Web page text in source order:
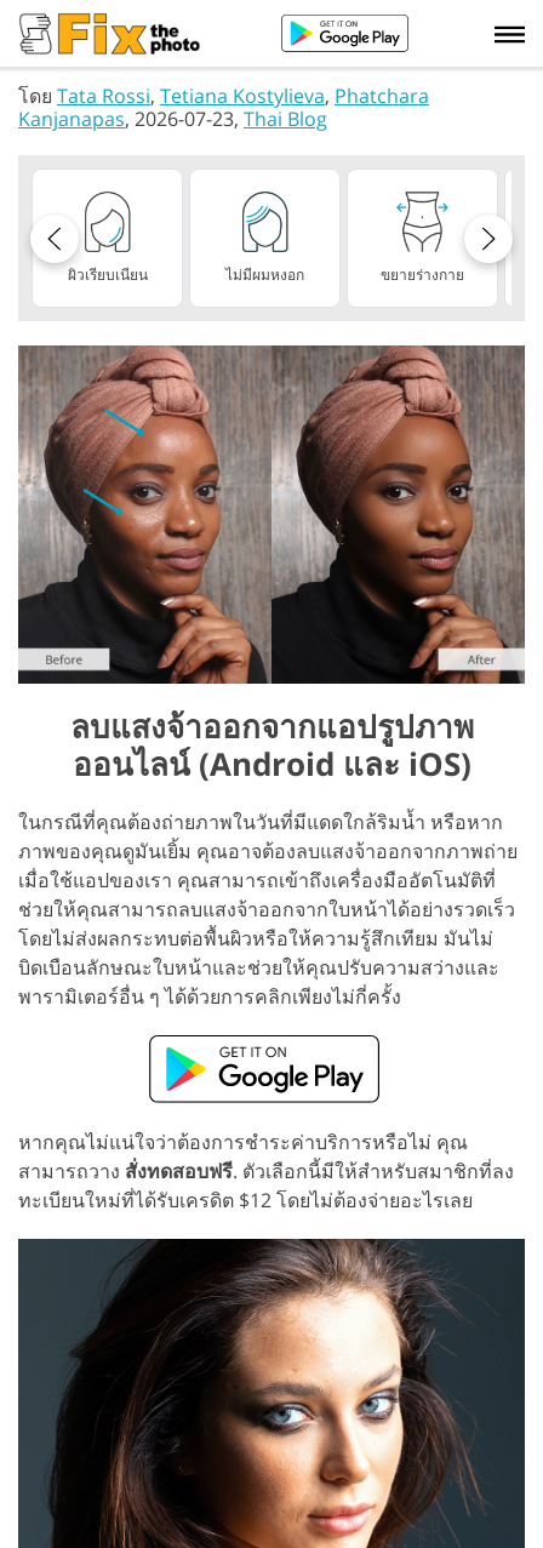
โดย Tata Rossi, Tetiana Kostylieva, Phatchara
Kanjanapas, 2026-07-23, Thai Blog
ผิวเรียบเนียน ไม่มีผมหงอก ขยายร่างกาย
ลบแสงจ้าออกจากแอปรูปภาพ
ออนไลน์ (Android และ iOS)
ในกรณีที่คุณต้องถ่ายภาพในวันที่มีแดดใกล้ริมน้ำ หรือหาก
ภาพของคุณดูมันเยิ้ม คุณอาจต้องลบแสงจ้าออกจากภาพถ่าย
เมื่อใช้แอปของเรา คุณสามารถเข้าถึงเครื่องมืออัตโนมัติที่
ช่วยให้คุณสามารถลบแสงจ้าออกจากใบหน้าได้อย่างรวดเร็ว
โดยไม่ส่งผลกระทบต่อพื้นผิวหรือให้ความรู้สึกเทียม มันไม่
บิดเบือนลักษณะใบหน้าและช่วยให้คุณปรับความสว่างและ
พารามิเตอร์อื่น ๆ ได้ด้วยการคลิกเพียงไม่กี่ครั้ง
หากคุณไม่แน่ใจว่าต้องการชำระค่าบริการหรือไม่ คุณ
สามารถวาง สั่งทดสอบฟรี. ตัวเลือกนี้มีให้สำหรับสมาชิกที่ลง
ทะเบียนใหม่ที่ได้รับเครดิต $12 โดยไม่ต้องจ่ายอะไรเลย